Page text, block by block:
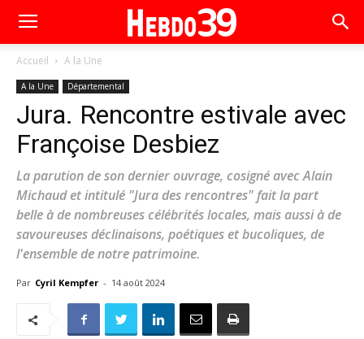
Accueil A la Une
A la Une Départemental
Jura. Rencontre estivale avec
Françoise Desbiez
La parution de son dernier ouvrage, cosigné avec Alain
Michaud et intitulé "Jura des rencontres" fait la part
belle à de nombreuses célébrités locales, mais aussi à de
savoureuses déclinaisons, poétiques et bucoliques, de
l'ensemble de notre patrimoine.
Par Cyril Kempfer - 14 août 2024